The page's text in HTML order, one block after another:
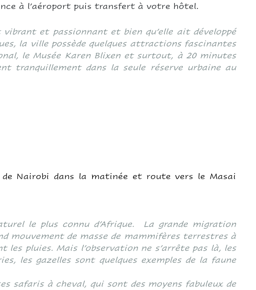
à l’aéroport puis transfert à votre hôtel.
et passionnant et bien qu’elle ait développé
la ville possède quelques attractions fascinantes
le Musée Karen Blixen et surtout, à 20 minutes
tranquillement dans la seule réserve urbaine au
Nairobi dans la matinée et route vers le Masai
le plus connu d’Afrique. La grande migration
mouvement de masse de mammifères terrestres à
pluies. Mais l’observation ne s’arrête pas là, les
les gazelles sont quelques exemples de la faune
safaris à cheval, qui sont des moyens fabuleux de